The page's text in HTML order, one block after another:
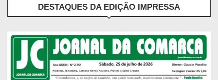
DESTAQUES DA EDIÇÃO IMPRESSA